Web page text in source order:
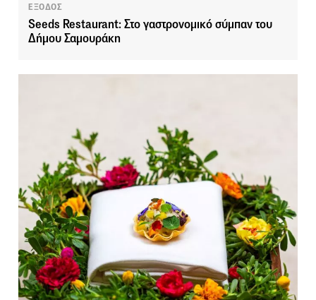
ΕΞΟΔΟΣ
Seeds Restaurant: Στο γαστρονομικό σύμπαν του
Δήμου Σαμουράκη